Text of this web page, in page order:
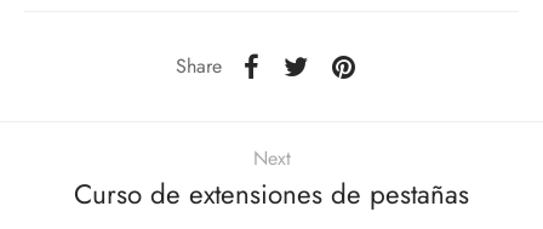
Share
Next
Curso de extensiones de pestañas